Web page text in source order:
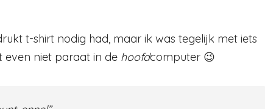
t-shirt nodig had, maar ik was tegelijk met iets
even niet paraat in de hoofdcomputer 😉